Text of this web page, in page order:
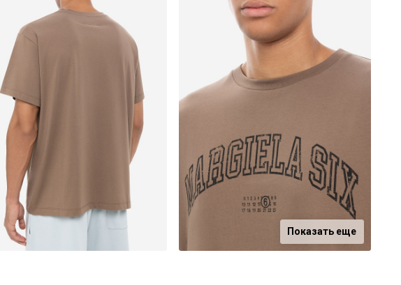
Показать еще